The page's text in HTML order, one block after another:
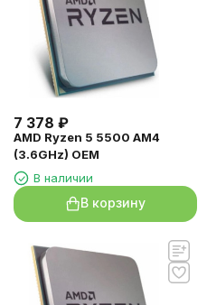
7 378 ₽
AMD Ryzen 5 5500 AM4
(3.6GHz) OEM
В наличии
В корзину